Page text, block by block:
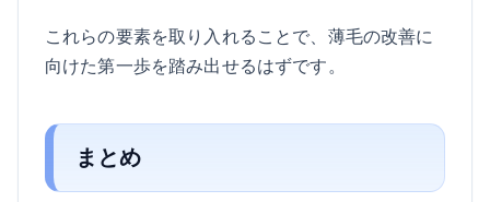
これらの要素を取り入れることで、薄毛の改善に
向けた第一歩を踏み出せるはずです。
まとめ